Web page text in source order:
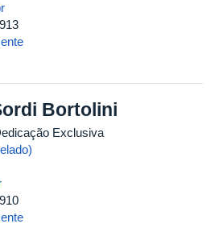
Bortolini
Exclusiva